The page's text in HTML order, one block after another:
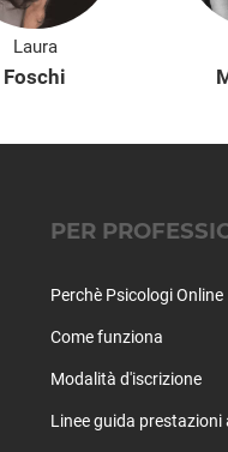
Laura
Foschi
PER
Perchè Psicologi Online
Come funziona
Modalità d'iscrizione
Linee guida prestazioni